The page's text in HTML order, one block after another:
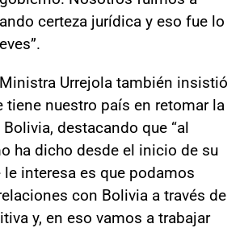
certeza jurídica y eso fue lo
Urrejola también insistió
tiene nuestro país en retomar la
destacando que “al
ha dicho desde el inicio de su
interesa es que podamos
con Bolivia a través de
y, en eso vamos a trabajar